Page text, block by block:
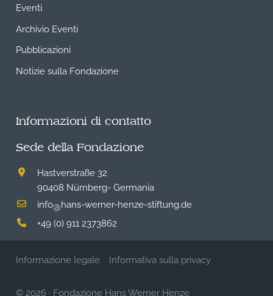
Eventi
Archivio Eventi
Pubblicazioni
Notizie sulla Fondazione
Informazioni di contatto
Sede della Fondazione
Hastverstraße 32
90408 Nürnberg- Germania
info@hans-werner-henze-stiftung.de
+49 (0) 911 2373862
Informazione legale Informativa sulla privacy
© 2026 · Fondazione Hans Werner Henze